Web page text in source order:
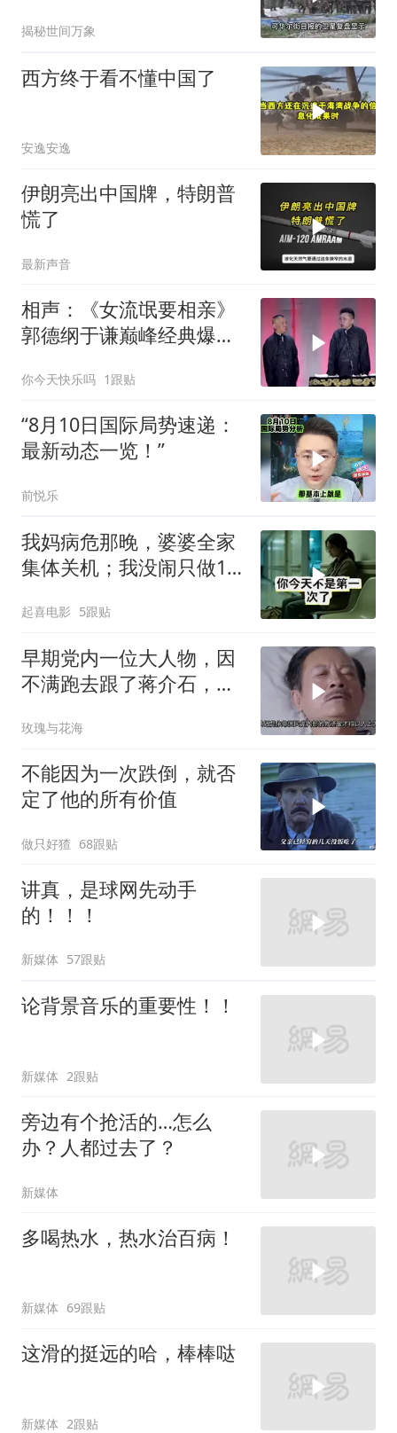
揭秘世间万象
西方终于看不懂中国了
安逸安逸
伊朗亮出中国牌，特朗普
慌了
最新声音
相声：《女流氓要相亲》
郭德纲于谦巅峰经典爆笑
你今天快乐吗 1跟贴
“8月10日国际局势速递：
最新动态一览！”
前悦乐
我妈病危那晚，婆婆全家
集体关机；我没闹只做1
你是不是疯了？
起喜电影 5跟贴
早期党内一位大人物，因
不满跑去跟了蒋介石，不
玫瑰与花海
不能因为一次跌倒，就否
定了他的所有价值
做只好猹 68跟贴
讲真，是球网先动手
的！！！
新媒体 57跟贴
论背景音乐的重要性！！
新媒体 2跟贴
旁边有个抢活的…怎么
办？人都过去了？
新媒体
多喝热水，热水治百病！
新媒体 69跟贴
这滑的挺远的哈，棒棒哒
新媒体 2跟贴